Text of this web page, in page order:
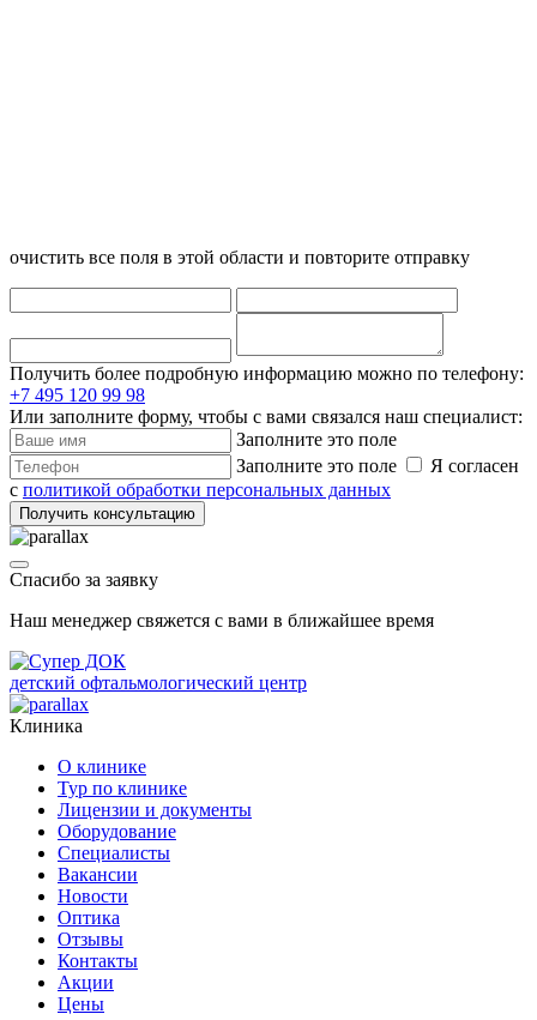
очистить все поля в этой области и повторите отправку
Получить более подробную информацию можно по телефону:
+7 495 120 99 98
Или заполните форму, чтобы с вами связался наш специалист:
Заполните это поле
Заполните это поле
Я согласен
с политикой обработки персональных данных
Получить консультацию
Спасибо за заявку
Наш менеджер свяжется с вами в ближайшее время
детский офтальмологический центр
Клиника
О клинике
Тур по клинике
Лицензии и документы
Оборудование
Специалисты
Вакансии
Новости
Оптика
Отзывы
Контакты
Акции
Цены